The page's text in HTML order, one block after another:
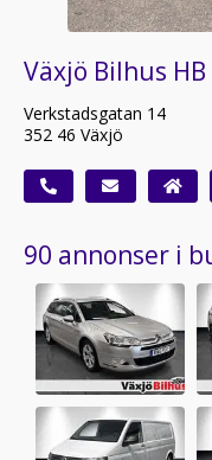
Växjö Bilhus HB
Verkstadsgatan 14
352 46 Växjö
90 annonser i